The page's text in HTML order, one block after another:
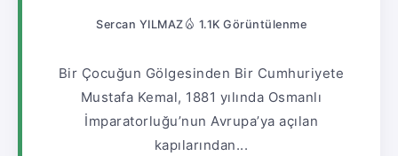
Sercan YILMAZ 1.1K Görüntülenme
Bir Çocuğun Gölgesinden Bir Cumhuriyete
Mustafa Kemal, 1881 yılında Osmanlı
İmparatorluğu’nun Avrupa’ya açılan
kapılarından...